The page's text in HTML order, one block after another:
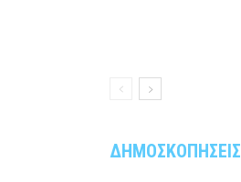
ΔΗΜΟΣΚΟΠΗΣΕΙΣ